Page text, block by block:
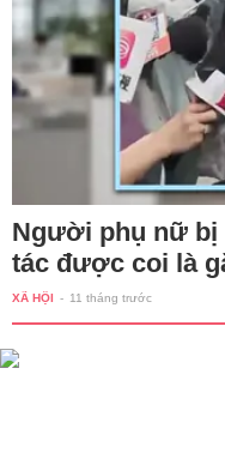
Người phụ nữ bị
tác được coi là
XÃ HỘI - 11 tháng trước